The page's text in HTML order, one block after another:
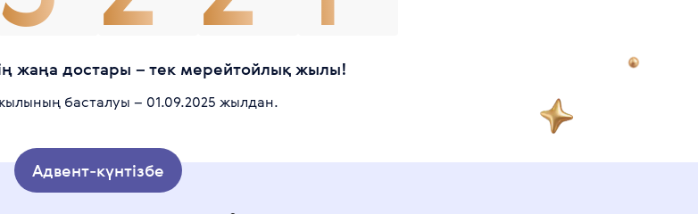
жаңа достары – тек мерейтойлық жылы!
басталуы – 01.09.2025 жылдан.
Адвент-күнтізбе